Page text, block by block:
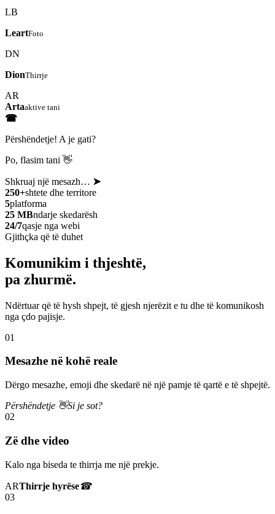
LB
LeartFoto
DN
DionThirrje
AR
Artaaktive tani
☎
Përshëndetje! A je gati?
Po, flasim tani 👋
Shkruaj një mesazh… ➤
250+shtete dhe territore
5platforma
25 MBndarje skedarësh
24/7qasje nga webi
Gjithçka që të duhet
Komunikim i thjeshtë,
pa zhurmë.
Ndërtuar që të hysh shpejt, të gjesh njerëzit e tu dhe të komunikosh
nga çdo pajisje.
01
Mesazhe në kohë reale
Dërgo mesazhe, emoji dhe skedarë në një pamje të qartë e të shpejtë.
Përshëndetje 👋Si je sot?
02
Zë dhe video
Kalo nga biseda te thirrja me një prekje.
ARThirrje hyrëse☎
03